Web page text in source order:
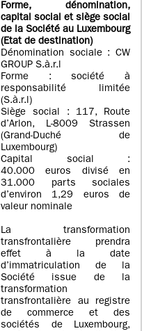
Forme, dénomination,
capital social et siège social
de la Société au Luxembourg
(Etat de destination)
Dénomination sociale : CW
GROUP S.à.r.l
Forme : société à
responsabilité limitée
(S.à.r.l)
Siège social : 117, Route
d’Arlon, L-8009 Strassen
(Grand-Duché de
Luxembourg)
Capital social :
40.000 euros divisé en
31.000 parts sociales
d’environ 1,29 euros de
valeur nominale
La transformation
transfrontalière prendra
effet à la date
d’immatriculation de la
Société issue de la
transformation
transfrontalière au registre
de commerce et des
sociétés de Luxembourg,